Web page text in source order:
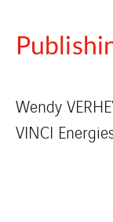
Wendy
VINCI